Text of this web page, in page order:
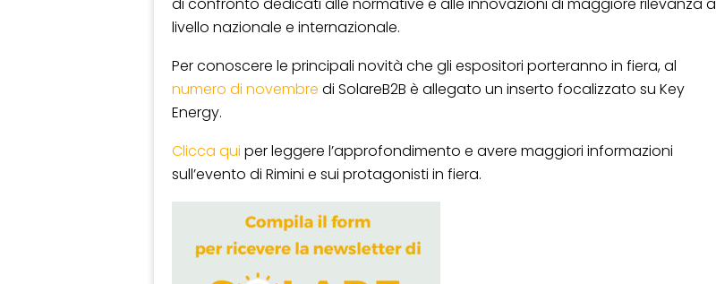
livello nazionale e internazionale.
Per conoscere le principali novità che gli espositori porteranno in fiera, al
numero di novembre di SolareB2B è allegato un inserto focalizzato su Key
Energy.
Clicca qui per leggere l’approfondimento e avere maggiori informazioni
sull’evento di Rimini e sui protagonisti in fiera.